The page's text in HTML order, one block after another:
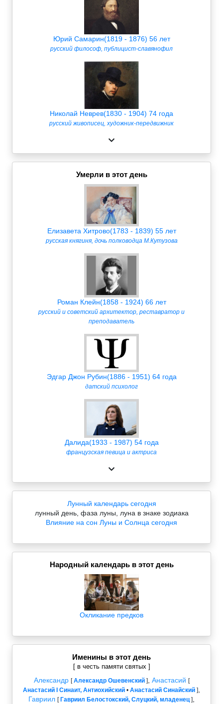
Юрий Самарин(1819 - 1876) 56 лет
русский философ, публицист-славянофил
Николай Неврев(1830 - 1904) 74 года
русский живописец, художник-передвижник
Умерли в этот день
Елизавета Хитрово(1783 - 1839) 55 лет
русская княгиня, дочь полководца М.Кутузова
Роман Клейн(1858 - 1924) 66 лет
русский и советский архитектор, реставратор и
преподаватель
Эдгар Джон Рубин(1886 - 1951) 64 года
датский психолог
Далида(1933 - 1987) 54 года
французская певица и актриса
Лунный календарь сегодня
лунный день, фаза луны, луна в знаке зодиака
Влияние на сон Луны и Солнца сегодня
Народный календарь в этот день
Окликание предков
Именины в этот день
[ в честь памяти святых ]
Александр [Александр Ошевенский], Анастасий [
Анастасий I Синаит, Антиохийский • Анастасий Синайский ]
Гавриил [ Гавриил Белостокский, Слуцкий, младенец]